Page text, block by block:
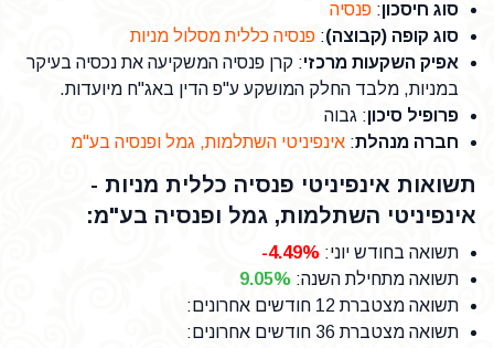
סוג חיסכון: פנסיה
סוג קופה (קבוצה): פנסיה כללית מסלול מניות
אפיק השקעות מרכזי: קרן פנסיה המשקיעה את נכסיה בעיקר
במניות, מלבד החלק המושקע ע"פ הדין באג"ח מיועדות.
פרופיל סיכון: גבוה
חברה מנהלת: אינפיניטי השתלמות, גמל ופנסיה בע"מ
תשואות אינפיניטי פנסיה כללית מניות -
אינפיניטי השתלמות, גמל ופנסיה בע"מ:
תשואה בחודש יוני:
-4.49%
תשואה מתחילת השנה:
9.05%
תשואה מצטברת 12 חודשים אחרונים
:
תשואה מצטברת 36 חודשים אחרונים
: